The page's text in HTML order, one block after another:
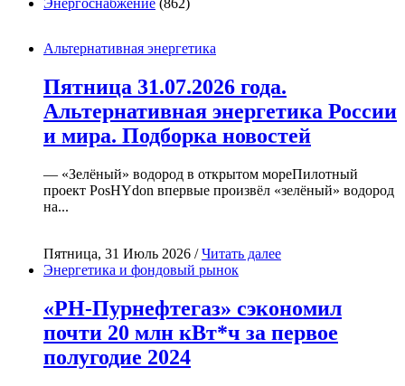
Энергоснабжение (862)
Альтернативная энергетика
Пятница 31.07.2026 года.
Альтернативная энергетика России
и мира. Подборка новостей
— «Зелёный» водород в открытом мореПилотный
проект PosHYdon впервые произвёл «зелёный» водород
на...
Пятница, 31 Июль 2026 /Читать далее
Энергетика и фондовый рынок
«РН-Пурнефтегаз» сэкономил
почти 20 млн кВт*ч за первое
полугодие 2024